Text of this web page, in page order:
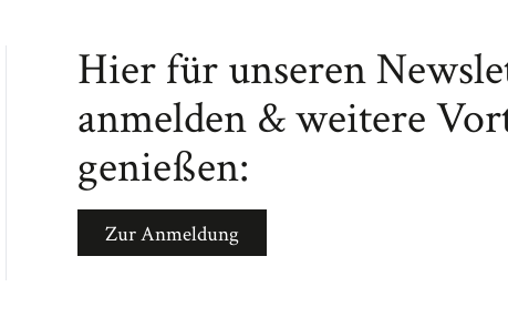
Hier für unseren
anmelden & weitere
genießen:
Zur Anmeldung